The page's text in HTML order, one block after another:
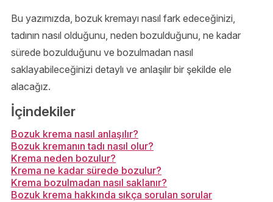
Bu yazımızda, bozuk kremayı nasıl fark edeceğinizi,
tadının nasıl olduğunu, neden bozulduğunu, ne kadar
sürede bozulduğunu ve bozulmadan nasıl
saklayabileceğinizi detaylı ve anlaşılır bir şekilde ele
alacağız.
İçindekiler
Bozuk krema nasıl anlaşılır?
Bozuk kremanın tadı nasıl olur?
Krema neden bozulur?
Krema ne kadar sürede bozulur?
Krema bozulmadan nasıl saklanır?
Bozuk krema hakkında sıkça sorulan sorular